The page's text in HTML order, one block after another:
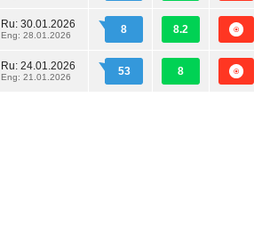
Ru: 30.01.2026
Eng: 28.01.2026 8 8.2
Ru: 24.01.2026
Eng: 21.01.2026 53 8